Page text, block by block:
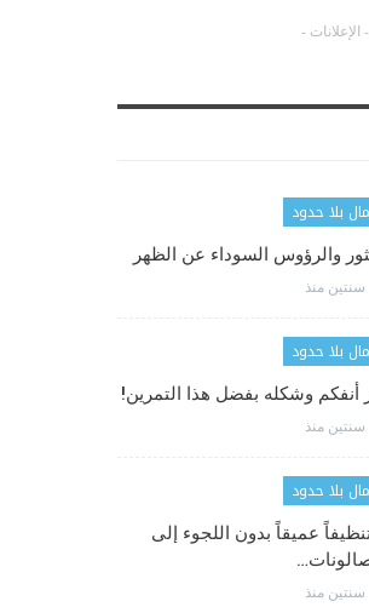
- الإعلانات -
بلا حدود
سنتين منذ
بلا حدود
أنفكم وشكله بفضل هذا التمرين!
سنتين منذ
بلا حدود
عميقاً بدون اللجوء إلى
سنتين منذ